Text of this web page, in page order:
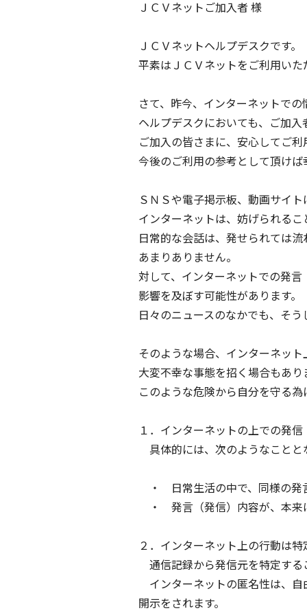
ＪＣＶネットご加入者 様
ＪＣＶネットヘルプデスクです。
平素はＪＣＶネットをご利用い
さて、昨今、インターネットで
ヘルプデスクにおいても、ご加
ご加入の皆さまに、安心してご
今後のご利用の参考として頂けば
ＳＮＳや電子掲示板、動画サイ
インターネットは、妨げられる
日常的な会話は、発せられては
あまりありません。
対して、インターネットでの発
影響を及ぼす可能性があります。
日々のニュースのなかでも、そ
そのような場合、インターネッ
大変不幸な事態を招く場合もあり
このような危険から自分を守る
１．インターネットの上での発
具体的には、次のようなことと
・ 日常生活の中で、同様の発
・ 発言（発信）内容が、本来
２．インターネット上の行動は
通信記録から発信元を特定する
インターネットの匿名性は、
開示をされます。